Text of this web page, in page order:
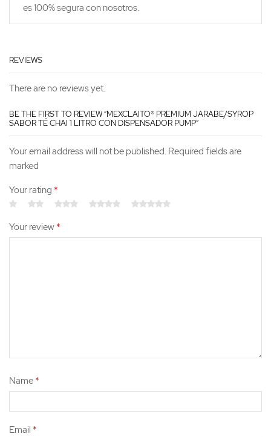
es 100% segura con nosotros.
REVIEWS
There are no reviews yet.
BE THE FIRST TO REVIEW “MEXCLAITO® PREMIUM JARABE/SYROP
SABOR TÉ CHAI 1 LITRO CON DISPENSADOR PUMP”
Your email address will not be published. Required fields are
marked
Your rating *
Your review *
Name *
Email *